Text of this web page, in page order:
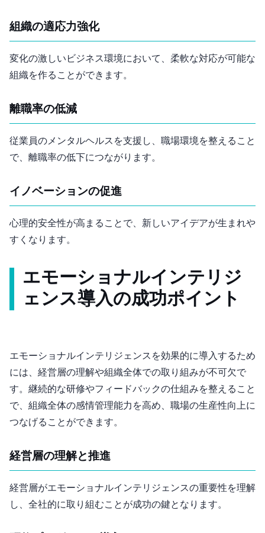
組織の適応力強化
変化の激しいビジネス環境において、柔軟な対応が可能な
組織を作ることができます。
離職率の低減
従業員のメンタルヘルスを支援し、職場環境を整えること
で、離職率の低下につながります。
イノベーションの促進
心理的安全性が高まることで、新しいアイデアが生まれや
すくなります。
エモーショナルインテリジ
ェンス導入の成功ポイント
エモーショナルインテリジェンスを効果的に導入するため
には、経営層の理解や組織全体での取り組みが不可欠で
す。継続的な研修やフィードバックの仕組みを整えること
で、組織全体の感情管理能力を高め、職場の生産性向上に
つなげることができます。
経営層の理解と推進
経営層がエモーショナルインテリジェンスの重要性を理解
し、全社的に取り組むことが成功の鍵となります。